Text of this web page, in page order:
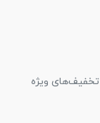
تخفیف‌های ویژه